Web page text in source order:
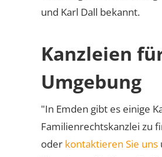
und Karl Dall bekannt.
Kanzleien
Umgebung
"In Emden gibt es einige
Familienrechtskanzlei zu
oder kontaktieren Sie uns